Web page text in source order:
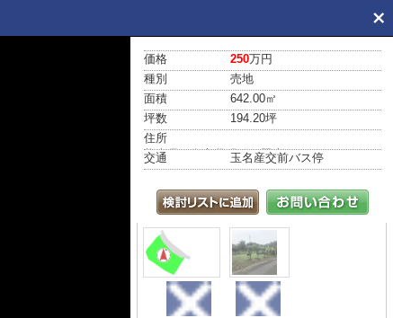
価格 250万円
種別
売地
面積
642.00㎡
坪数
194.20坪
住所
熊本県玉名市岱明町西照寺103-1
交通 玉名産交前バス停
土地図 外観